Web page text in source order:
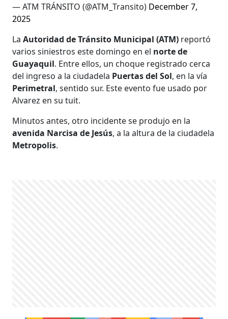
— ATM TRÁNSITO (@ATM_Transito) December 7,
2025
LaAutoridad de Tránsito Municipal (ATM) reportó
varios siniestros este domingo en el norte de
Guayaquil. Entre ellos, un choque registrado cerca
del ingreso a la ciudadela Puertas del Sol, en la vía
Perimetral, sentido sur. Este evento fue usado por
Alvarez en su tuit.
Minutos antes, otro incidente se produjo en la
avenida Narcisa de Jesús, a la altura de la ciudadela
Metropolis.